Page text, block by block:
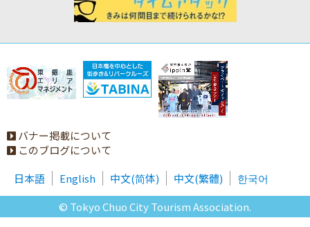
バナー掲載について
このブログについて
日本語
English 中文(简体) 中文(繁體)
한국어
© Tokyo Chuo City Tourism Association.